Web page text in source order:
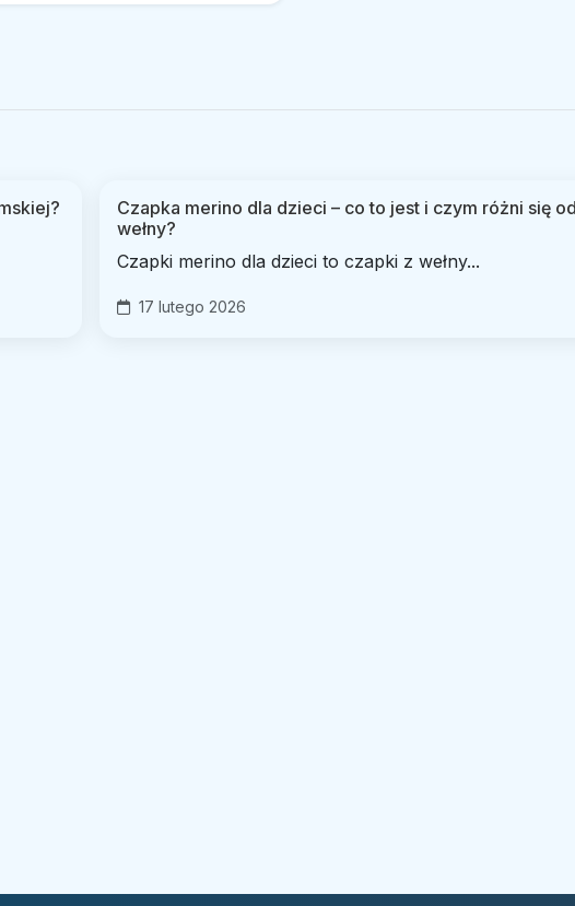
Czapka merino dla dzieci – co to jest i czym różni się
wełny?
Czapki merino dla dzieci to czapki z wełny...
17 lutego 2026